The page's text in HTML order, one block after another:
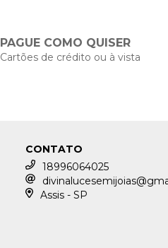
PAGUE COMO QUISER
Cartões de crédito ou à vista
CONTATO
18996064025
Assis - SP